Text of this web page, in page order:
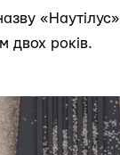
двох років.